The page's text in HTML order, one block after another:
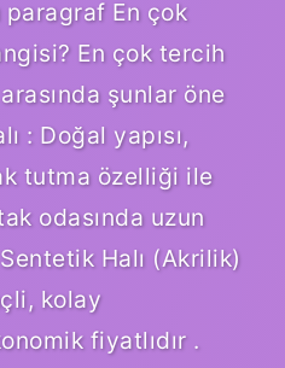
En çok
En çok tercih
şunlar öne
: Doğal yapısı,
tutma özelliği ile
odasında uzun
Halı (Akrilik)
kolay
fiyatlıdır .